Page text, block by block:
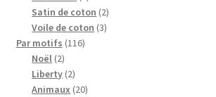
produits
Satin de coton 22
produits
Voile de coton 33
Par motifs 116116
Noël 22
produits
Liberty 22
produits
Animaux 2020